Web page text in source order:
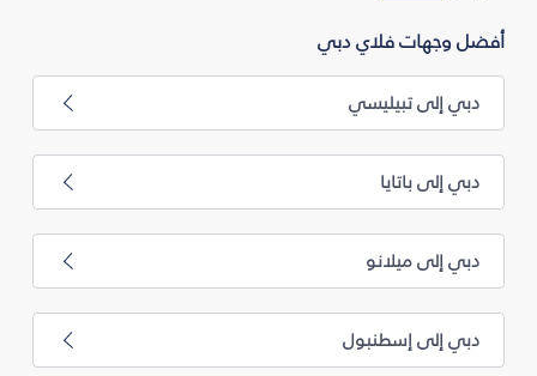
أفضل وجهات فلاي دبي
دبي إلى تبيليسي
دبي إلى باتايا
دبي إلى ميلانو
دبي إلى إسطنبول